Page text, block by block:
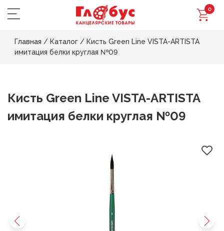
0
Главная / Каталог / Кисть Green Line VISTA-ARTISTA
имитация белки круглая №09
Кисть Green Line VISTA-ARTISTA
имитация белки круглая №09